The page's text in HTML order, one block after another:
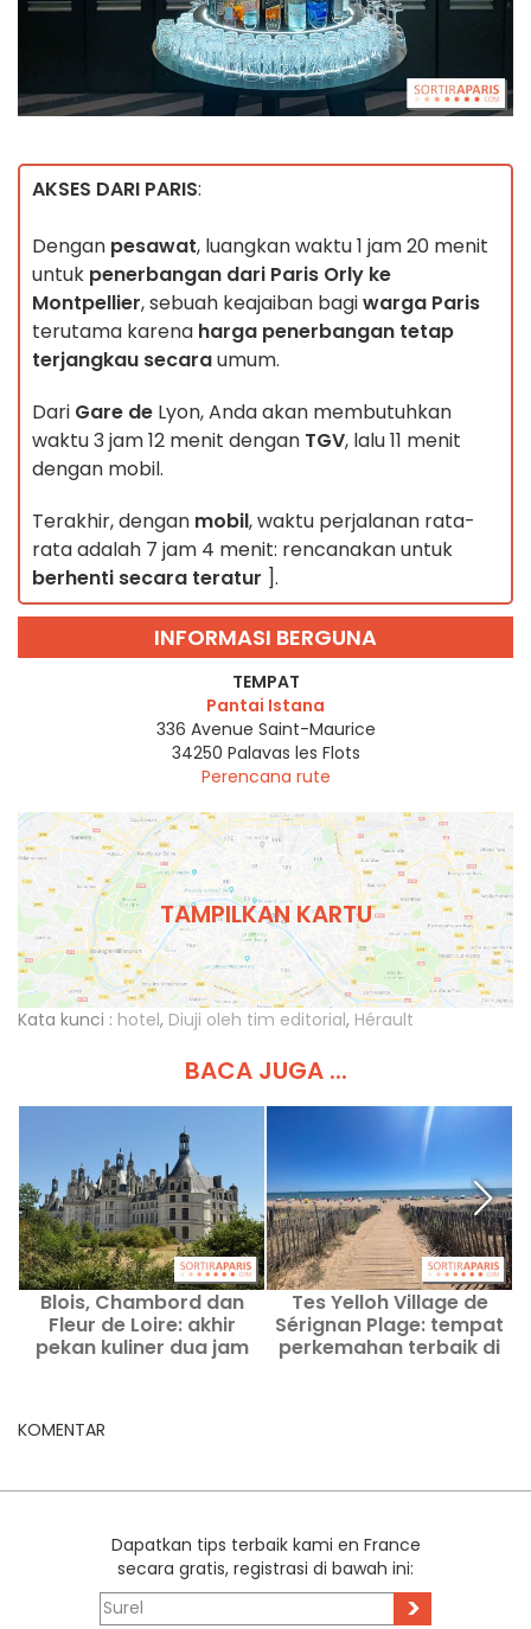
AKSES DARI PARIS:
Dengan pesawat, luangkan waktu 1 jam 20 menit
untuk penerbangan dari Paris Orly ke
Montpellier, sebuah keajaiban bagiwarga Paris
terutama karena harga penerbangan tetap
terjangkau secaraumum.
Dari Gare de Lyon, Anda akan membutuhkan
waktu 3 jam 12 menit dengan TGV, lalu 11 menit
dengan mobil.
Terakhir, dengan mobil, waktu perjalanan rata-
rata adalah 7 jam 4 menit: rencanakan untuk
berhenti secara teratur ].
INFORMASI BERGUNA
TEMPAT
Pantai Istana
336 Avenue Saint-Maurice
34250 Palavas les Flots
Perencana rute
TAMPILKAN KARTU
Kata kunci : hotel, Diuji oleh tim editorial, Hérault
BACA JUGA ...
Blois, Chambord dan
Fleur de Loire: akhir
pekan kuliner dua jam
Tes Yelloh Village de
Sérignan Plage: tempat
perkemahan terbaik di
KOMENTAR
Dapatkan tips terbaik kami en France
secara gratis, registrasi di bawah ini:
>